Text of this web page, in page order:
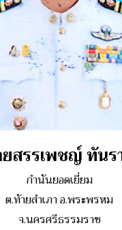
สรรเพชญ์ ทันร
กำนันยอดเยี่ยม
ต.ท้ายสำเภา อ.พระพรหม
จ.นครศรีธรรมราช